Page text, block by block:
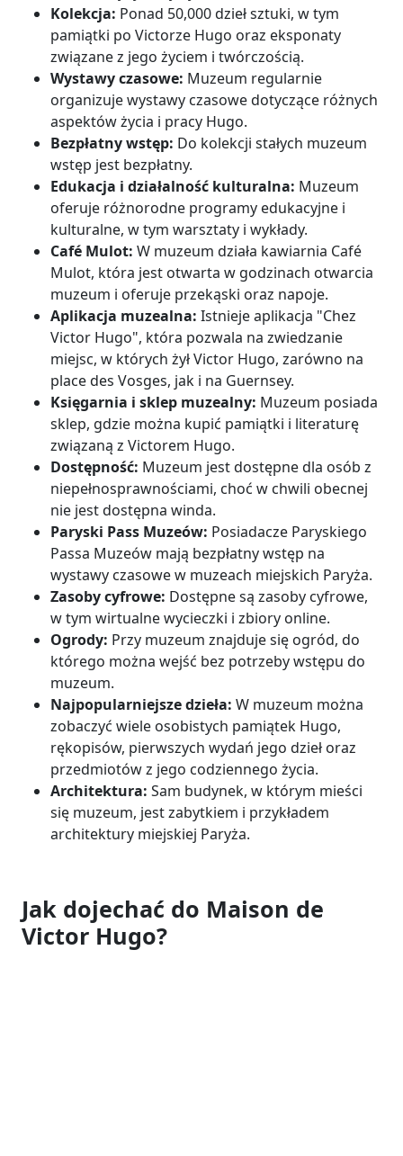
Kolekcja: Ponad 50,000 dzieł sztuki, w tym
pamiątki po Victorze Hugo oraz eksponaty
związane z jego życiem i twórczością.
Wystawy czasowe: Muzeum regularnie
organizuje wystawy czasowe dotyczące różnych
aspektów życia i pracy Hugo.
Bezpłatny wstęp: Do kolekcji stałych muzeum
wstęp jest bezpłatny.
Edukacja i działalność kulturalna: Muzeum
oferuje różnorodne programy edukacyjne i
kulturalne, w tym warsztaty i wykłady.
Café Mulot: W muzeum działa kawiarnia Café
Mulot, która jest otwarta w godzinach otwarcia
muzeum i oferuje przekąski oraz napoje.
Aplikacja muzealna: Istnieje aplikacja "Chez
Victor Hugo", która pozwala na zwiedzanie
miejsc, w których żył Victor Hugo, zarówno na
place des Vosges, jak i na Guernsey.
Księgarnia i sklep muzealny: Muzeum posiada
sklep, gdzie można kupić pamiątki i literaturę
związaną z Victorem Hugo.
Dostępność: Muzeum jest dostępne dla osób z
niepełnosprawnościami, choć w chwili obecnej
nie jest dostępna winda.
Paryski Pass Muzeów: Posiadacze Paryskiego
Passa Muzeów mają bezpłatny wstęp na
wystawy czasowe w muzeach miejskich Paryża.
Zasoby cyfrowe: Dostępne są zasoby cyfrowe,
w tym wirtualne wycieczki i zbiory online.
Ogrody: Przy muzeum znajduje się ogród, do
którego można wejść bez potrzeby wstępu do
muzeum.
Najpopularniejsze dzieła: W muzeum można
zobaczyć wiele osobistych pamiątek Hugo,
rękopisów, pierwszych wydań jego dzieł oraz
przedmiotów z jego codziennego życia.
Architektura: Sam budynek, w którym mieści
się muzeum, jest zabytkiem i przykładem
architektury miejskiej Paryża.
Jak dojechać do Maison de
Victor Hugo?